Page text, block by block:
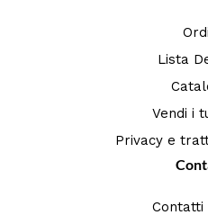
Lista
Vendi i
Privacy e
Contatti